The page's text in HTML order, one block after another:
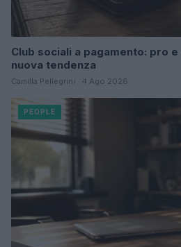
Club sociali a pagamento: pro
nuova tendenza
Camilla Pellegrini · 4 Ago 2026
PEOPLE